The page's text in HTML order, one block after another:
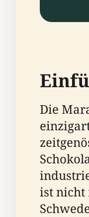
Die
ist nicht